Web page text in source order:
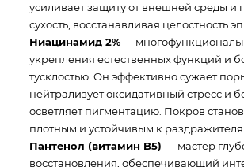
усиливает защиту от внешней среды и
сухость, восстанавливая целостность
Ниацинамид 2%—
укрепления естественных функций и
тусклостью. Он эффективно сужает
нейтрализует оксидативный стресс и
осветляет пигментацию. Покров
плотным и устойчивым к
Пантенол (витамин B5) — мастер
восстановления, обеспечивающий